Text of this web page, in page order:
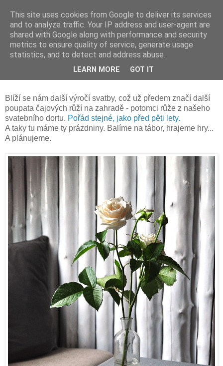
Blíží se nám další výročí svatby, což už předem značí další
poupata čajových růží na zahradě - potomci růže z našeho
svatebního dortu. Pořád stejné, jako před pěti lety.
A taky tu máme ty prázdniny. Balíme na tábor, hrajeme hry...
A plánujeme.
This site uses cookies from Google to deliver its services
and to analyze traffic. Your IP address and user-agent are
shared with Google along with performance and security
metrics to ensure quality of service, generate usage
statistics, and to detect and address abuse.
LEARN MORE GOT IT